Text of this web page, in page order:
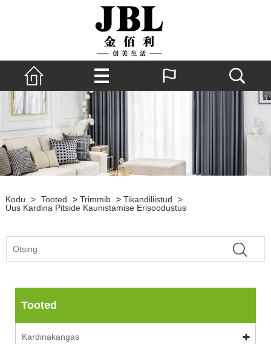
Kodu > Tooted > Trimmib > Tikandiliistud
>
Uus Kardina Pitside Kaunistamise Erisoodustus
Tooted
Kardinakangas